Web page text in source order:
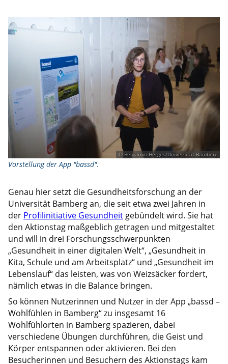
© Benjamin Herges/Universität Bamberg
Vorstellung der App "bassd".
Genau hier setzt die Gesundheitsforschung an der
Universität Bamberg an, die seit etwa zwei Jahren in
der Profilinitiative Gesundheitgebündelt wird. Sie hat
den Aktionstag maßgeblich getragen und mitgestaltet
und will in drei Forschungsschwerpunkten
„Gesundheit in einer digitalen Welt“, „Gesundheit in
Kita, Schule und am Arbeitsplatz“ und „Gesundheit im
Lebenslauf“ das leisten, was von Weizsäcker fordert,
nämlich etwas in die Balance bringen.
So können Nutzerinnen und Nutzer in der App „bassd –
Wohlfühlen in Bamberg“ zu insgesamt 16
Wohlfühlorten in Bamberg spazieren, dabei
verschiedene Übungen durchführen, die Geist und
Körper entspannen oder aktivieren. Bei den
Besucherinnen und Besuchern des Aktionstags kam